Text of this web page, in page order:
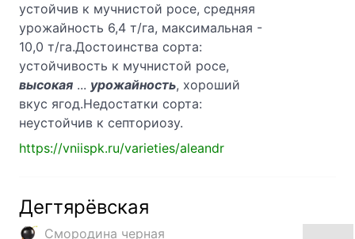
устойчив к мучнистой росе, средняя
урожайность 6,4 т/га, максимальная -
10,0 т/га.Достоинства сорта:
устойчивость к мучнистой росе,
высокая ... урожайность, хороший
вкус ягод.Недостатки сорта:
неустойчив к септориозу.
https://vniispk.ru/varieties/aleandr
Дегтярёвская
Смородина черная